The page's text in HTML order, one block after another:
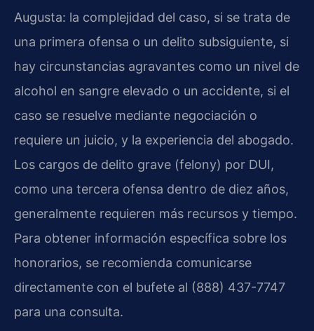
Augusta: la complejidad del caso, si se trata de
una primera ofensa o un delito subsiguiente, si
hay circunstancias agravantes como un nivel de
alcohol en sangre elevado o un accidente, si el
caso se resuelve mediante negociación o
requiere un juicio, y la experiencia del abogado.
Los cargos de delito grave (felony) por DUI,
como una tercera ofensa dentro de diez años,
generalmente requieren más recursos y tiempo.
Para obtener información específica sobre los
honorarios, se recomienda comunicarse
directamente con el bufete al (888) 437-7747
para una consulta.